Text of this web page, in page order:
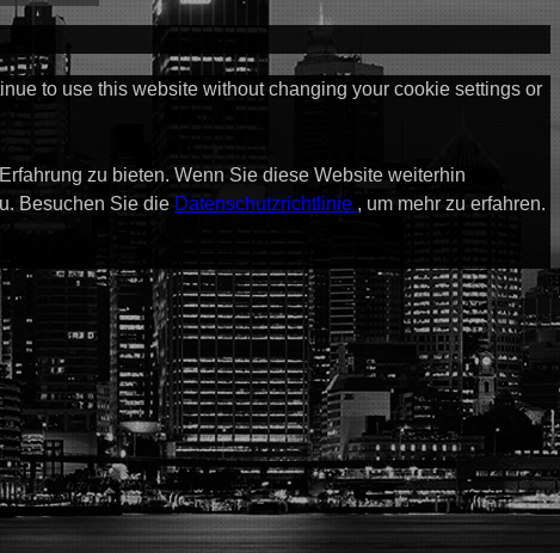
to use this website without changing your cookie settings or
zu bieten. Wenn Sie diese Website weiterhin
Besuchen Sie die Datenschutzrichtlinie , um mehr zu erfahren.